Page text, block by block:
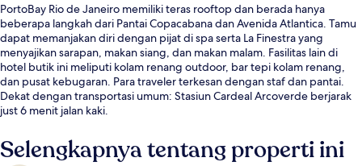
PortoBay Rio de Janeiro memiliki teras rooftop dan berada hanya
beberapa langkah dari Pantai Copacabana dan Avenida Atlantica. Tamu
dapat memanjakan diri dengan pijat di spa serta La Finestra yang
menyajikan sarapan, makan siang, dan makan malam. Fasilitas lain di
hotel butik ini meliputi kolam renang outdoor, bar tepi kolam renang,
dan pusat kebugaran. Para traveler terkesan dengan staf dan pantai.
Dekat dengan transportasi umum: Stasiun Cardeal Arcoverde berjarak
just 6 menit jalan kaki.
Selengkapnya tentang properti ini